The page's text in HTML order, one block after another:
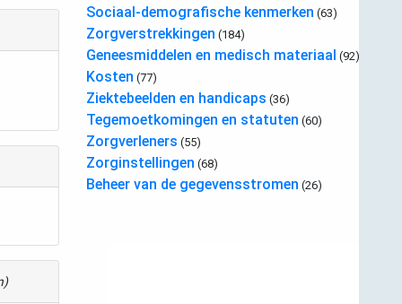
Sociaal-demografische kenmerken (63)
Zorgverstrekkingen (184)
Geneesmiddelen en medisch materiaal (92)
Kosten (77)
Ziektebeelden en handicaps (36)
Tegemoetkomingen en statuten (60)
Zorgverleners (55)
Zorginstellingen (68)
Beheer van de gegevensstromen (26)